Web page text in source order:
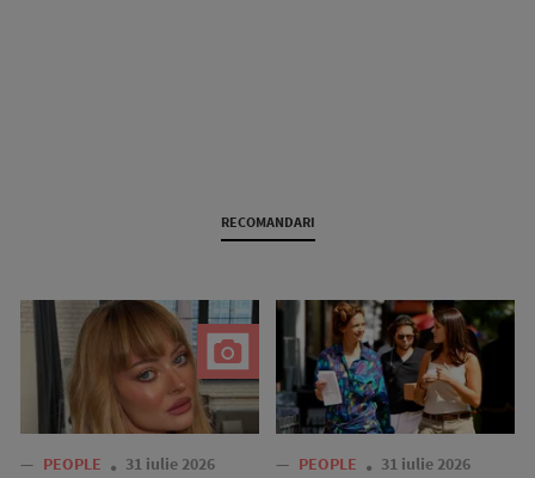
RECOMANDARI
— PEOPLE 31 iulie 2026 — PEOPLE 31 iulie 2026